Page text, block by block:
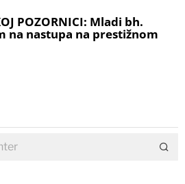
POZORNICI: Mladi bh.
na nastupa na prestižnom